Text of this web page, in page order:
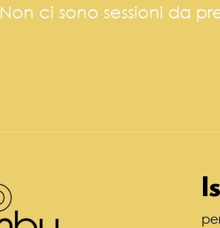
Non ci sono sessioni da